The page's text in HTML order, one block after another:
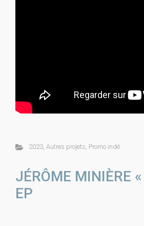
2023, Autres projets, Promo indé
JÉRÔME MINIÈRE
EP